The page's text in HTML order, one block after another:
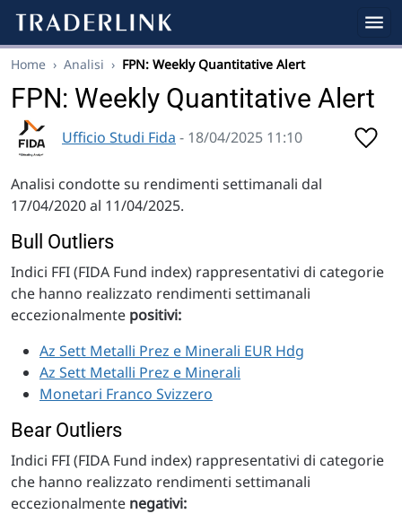
Home › Analisi › FPN: Weekly Quantitative Alert
FPN: Weekly Quantitative Alert
Ufficio Studi Fida - 18/04/2025 11:10
Analisi condotte su rendimenti settimanali dal
17/04/2020 al 11/04/2025.
Bull Outliers
Indici FFI (FIDA Fund index) rappresentativi di categorie
che hanno realizzato rendimenti settimanali
eccezionalmente positivi:
Az Sett Metalli Prez e Minerali EUR Hdg
Az Sett Metalli Prez e Minerali
Monetari Franco Svizzero
Bear Outliers
Indici FFI (FIDA Fund index) rappresentativi di categorie
che hanno realizzato rendimenti settimanali
eccezionalmente negativi: